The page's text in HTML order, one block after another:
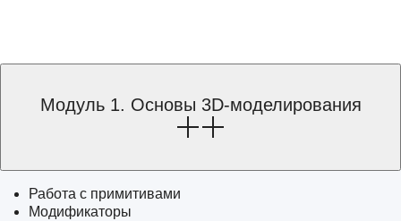
Модуль 1. Основы 3D-моделирования
Работа с примитивами
Модификаторы